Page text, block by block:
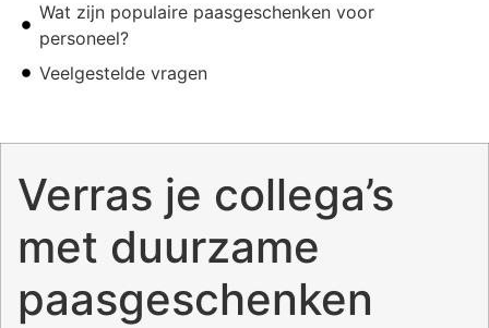
Wat zijn populaire paasgeschenken voor
personeel?
Veelgestelde vragen
Verras je collega’s
met duurzame
paasgeschenken